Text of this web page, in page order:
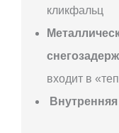
кликфальц
входит в